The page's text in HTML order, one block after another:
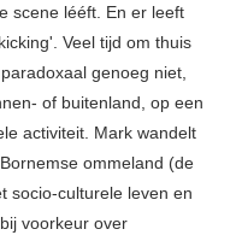
scene lééft. En er leeft
Veel tijd om thuis
genoeg niet,
of buitenland, op een
activiteit. Mark wandelt
ommeland (de
socio-culturele leven en
voorkeur over